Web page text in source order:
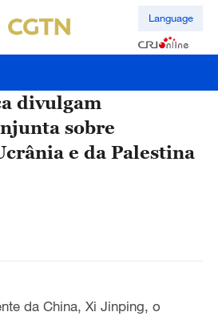
Language
divulgam
sobre
e da Palestina
da China, Xi Jinping, o